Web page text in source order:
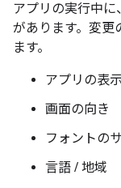
アプリの実行中
があります。変更
ます。
アプリの表
画面の向き
フォントの
言語 / 地域